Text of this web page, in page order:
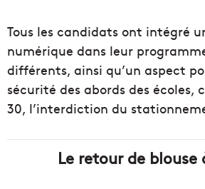
Tous les candidats ont intégré
numérique dans leur
différents, ainsi qu’un aspect
sécurité des abords des écoles,
30, l’interdiction du
Le retour de blouse